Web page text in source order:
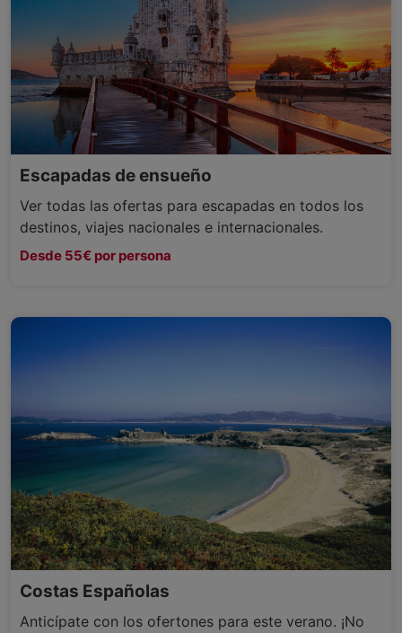
Escapadas de ensueño
Ver todas las ofertas para escapadas en todos los
destinos, viajes nacionales e internacionales.
Desde 55€ por persona
Costas Españolas
Anticípate con los ofertones para este verano. ¡No